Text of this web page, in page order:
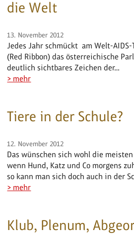
die Welt
13. November 2012
Jedes Jahr schmückt am Welt-
(Red Ribbon) das österreichische
deutlich sichtbares Zeichen der…
> mehr
Tiere in der Schule?
12. November 2012
Das wünschen sich wohl die
wenn Hund, Katz und Co morgens
so kann man sich doch auch in der
> mehr
Klub, Plenum,